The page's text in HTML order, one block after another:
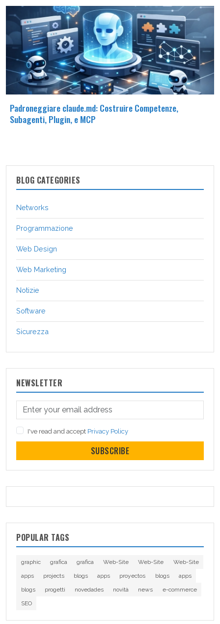
Padroneggiare claude.md: Costruire Competenze,
Subagenti, Plugin, e MCP
BLOG CATEGORIES
Networks
Programmazione
Web Design
Web Marketing
Notizie
Software
Sicurezza
NEWSLETTER
I've read and accept Privacy Policy
SUBSCRIBE
POPULAR TAGS
graphic grafica grafica Web-Site Web-Site
Web-Site
apps
projects blogs apps proyectos blogs
apps
blogs
progetti novedades novità news
e-commerce
SEO